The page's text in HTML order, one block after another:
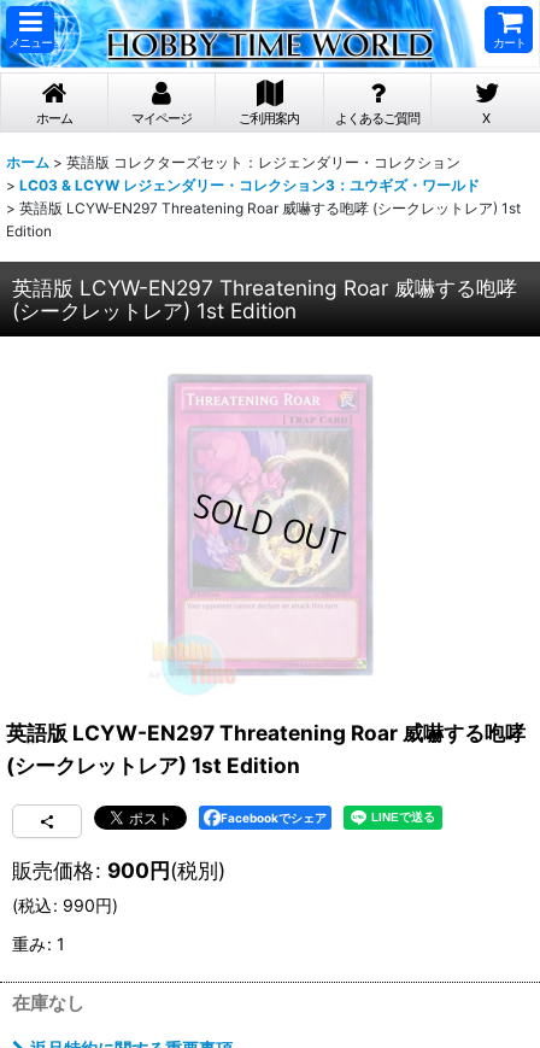
メニュー カート
ホーム マイページ ご利用案内 よくあるご質問 X
ホーム > 英語版 コレクターズセット：レジェンダリー・コレクション
> LC03 & LCYW レジェンダリー・コレクション3：ユウギズ・ワールド
> 英語版 LCYW-EN297 Threatening Roar 威嚇する咆哮 (シークレットレア) 1st
Edition
英語版 LCYW-EN297 Threatening Roar 威嚇する咆哮
(シークレットレア) 1st Edition
英語版 LCYW-EN297 Threatening Roar 威嚇する咆哮
(シークレットレア) 1st Edition
Facebookでシェア
販売価格: 900円(税別)
(税込: 990円)
重み: 1
在庫なし